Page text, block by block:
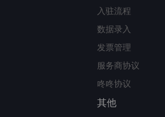
入驻流程
数据录入
发票管理
服务商协议
咚咚协议
其他